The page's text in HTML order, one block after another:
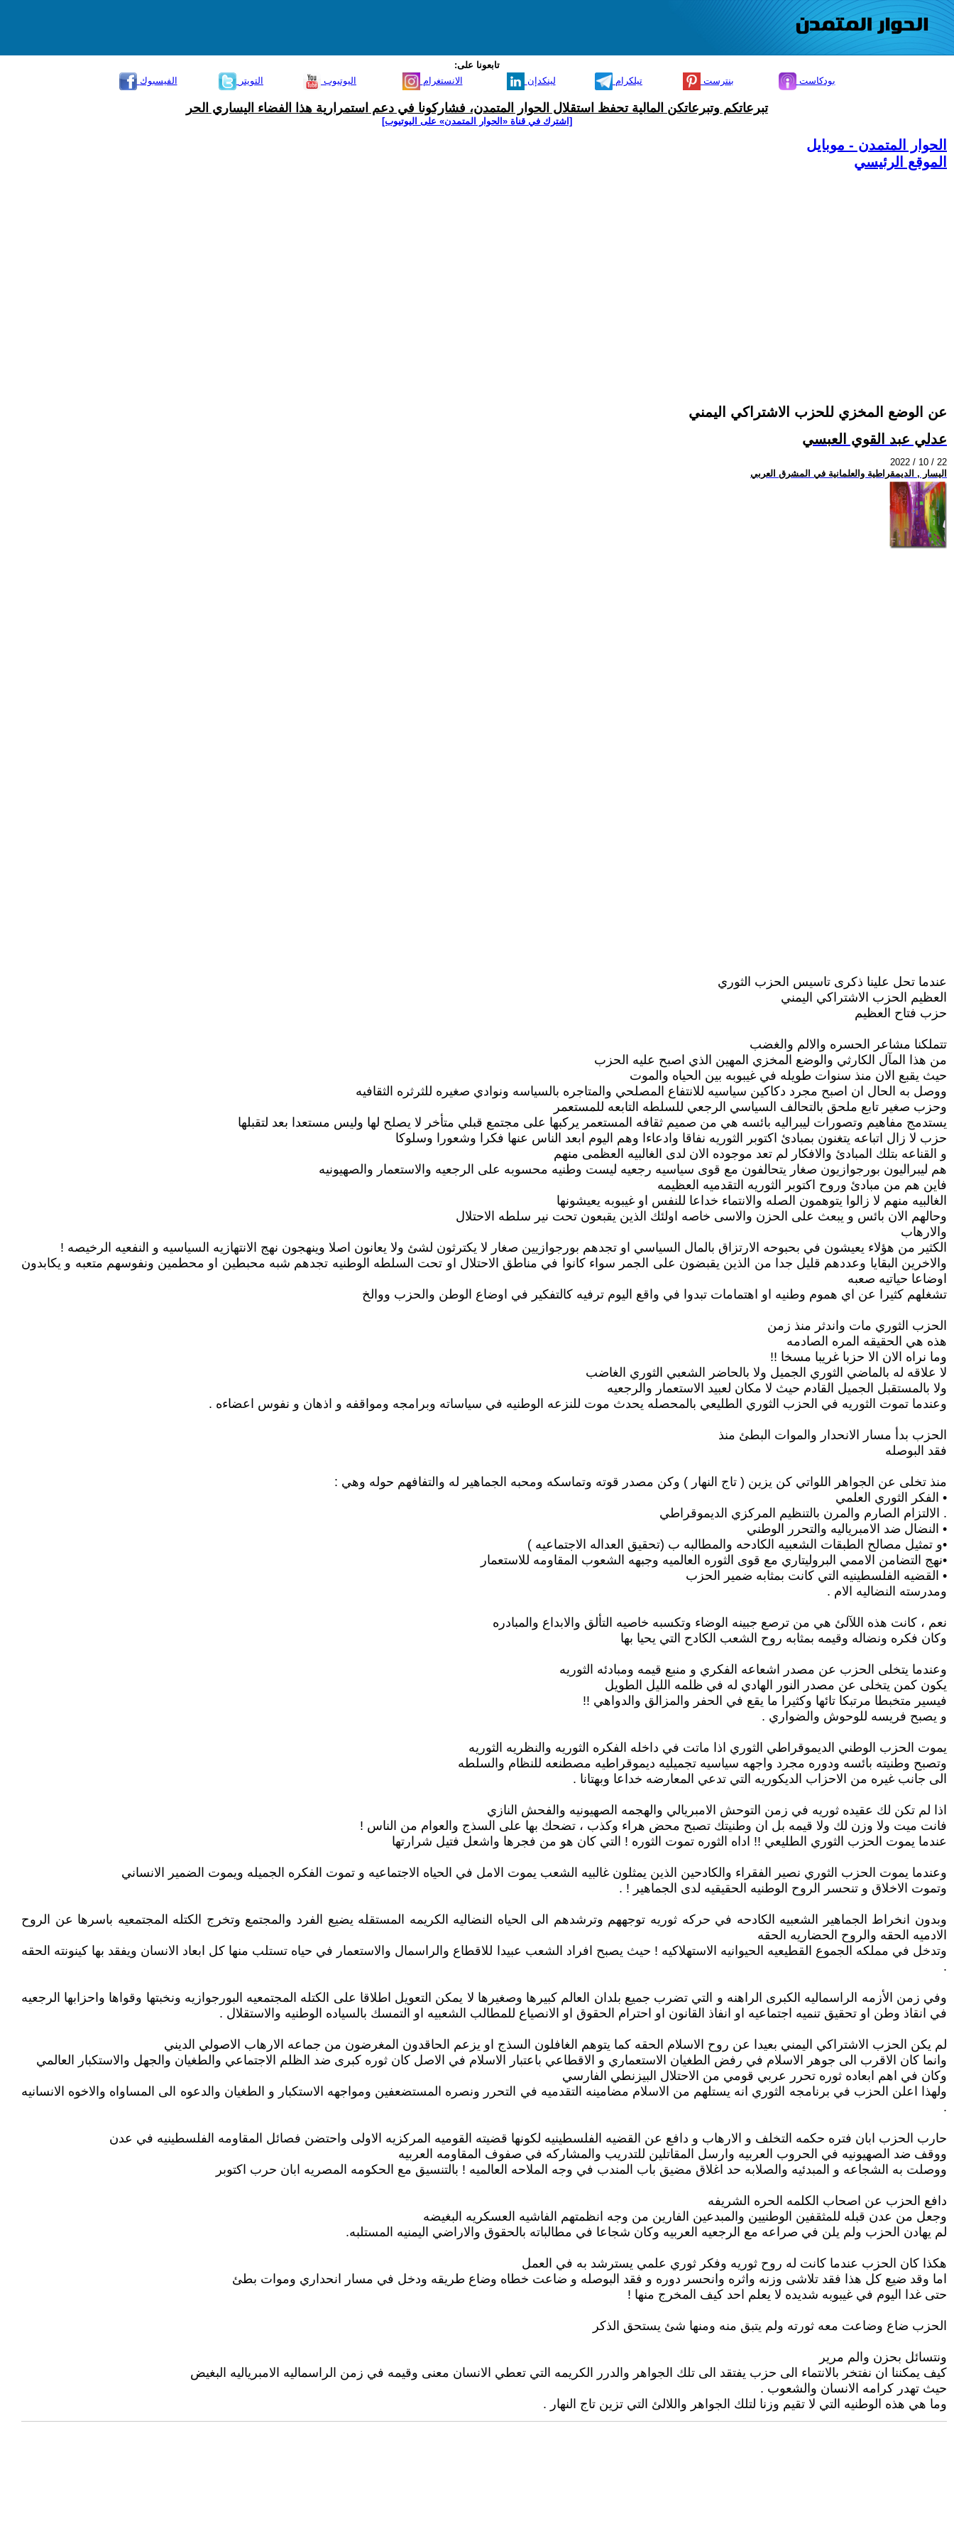
تابعونا على:
الفيسبوك
التويتر اليوتيوب الانستغرام لينكدإن تيلكرام بنترست بودكاست
تبرعاتكم وتبرعاتكن المالية تحفظ استقلال الحوار المتمدن، فشاركونا في دعم استمرارية هذا الفضاء اليساري الحر
[اشترك في قناة ‫«الحوار المتمدن» على اليوتيوب]
الحوار المتمدن - موبايل
الموقع الرئيسي
عن الوضع المخزي للحزب الاشتراكي اليمني
عدلي عبد القوي العبسي
2022 / 10 / 22
اليسار , الديمقراطية والعلمانية في المشرق العربي
عندما تحل علينا ذكرى تاسيس الحزب الثوري
العظيم الحزب الاشتراكي اليمني
حزب فتاح العظيم
تتملكنا مشاعر الحسره والالم والغضب
من هذا المآل الكارثي والوضع المخزي المهين الذي اصبح عليه الحزب
حيث يقبع الان منذ سنوات طويله في غيبوبه بين الحياه والموت
ووصل به الحال ان اصبح مجرد دكاكين سياسيه للانتفاع المصلحي والمتاجره بالسياسه ونوادي صغيره للثرثره الثقافيه
وحزب صغير تابع ملحق بالتحالف السياسي الرجعي للسلطه التابعه للمستعمر
يستدمج مفاهيم وتصورات ليبراليه بائسه هي من صميم ثقافه المستعمر يركبها على مجتمع قبلي متأخر لا يصلح لها وليس مستعدا بعد لتقبلها
حزب لا زال اتباعه يتغنون بمبادئ اكتوبر الثوريه نفاقا وادعاءا وهم اليوم ابعد الناس عنها فكرا وشعورا وسلوكا
و القناعه بتلك المبادئ والافكار لم تعد موجوده الان لدى الغالبيه العظمى منهم
هم ليبراليون بورجوازيون صغار يتحالفون مع قوى سياسيه رجعيه ليست وطنيه محسوبه على الرجعيه والاستعمار والصهيونيه
فاين هم من مبادئ وروح اكتوبر الثوريه التقدميه العظيمه
الغالبيه منهم لا زالوا يتوهمون الصله والانتماء خداعا للنفس او غيبوبه يعيشونها
وحالهم الان بائس و يبعث على الحزن والاسى خاصه اولئك الذين يقبعون تحت نير سلطه الاحتلال
والارهاب
الكثير من هؤلاء يعيشون في بحبوحه الارتزاق بالمال السياسي او تجدهم بورجوازيين صغار لا يكترثون لشئ ولا يعانون اصلا وينهجون نهج الانتهازيه السياسيه و النفعيه الرخيصه !
والاخرين البقايا وعددهم قليل جدا من الذين يقبضون على الجمر سواء كانوا في مناطق الاحتلال او تحت السلطه الوطنيه تجدهم شبه محبطين او محطمين ونفوسهم متعبه و يكابدون
اوضاعا حياتيه صعبه
تشغلهم كثيرا عن اي هموم وطنيه او اهتمامات تبدوا في واقع اليوم ترفيه كالتفكير في اوضاع الوطن والحزب ووالخ
الحزب الثوري مات واندثر منذ زمن
هذه هي الحقيقه المره الصادمه
وما نراه الان الا حزبا غريبا مسخا !!
لا علاقه له بالماضي الثوري الجميل ولا بالحاضر الشعبي الثوري الغاضب
ولا بالمستقبل الجميل القادم حيث لا مكان لعبيد الاستعمار والرجعيه
وعندما تموت الثوريه في الحزب الثوري الطليعي بالمحصله يحدث موت للنزعه الوطنيه في سياساته وبرامجه ومواقفه و اذهان و نفوس اعضاءه .
الحزب بدأ مسار الانحدار والموات البطئ منذ
فقد البوصله
منذ تخلى عن الجواهر اللواتي كن يزين ( تاج النهار ) وكن مصدر قوته وتماسكه ومحبه الجماهير له والتفافهم حوله وهي :
• الفكر الثوري العلمي
. الالتزام الصارم والمرن بالتنظيم المركزي الديموقراطي
• النضال ضد الامبرياليه والتحرر الوطني
•و تمثيل مصالح الطبقات الشعبيه الكادحه والمطالبه ب (تحقيق العداله الاجتماعيه )
•نهج التضامن الاممي البروليتاري مع قوى الثوره العالميه وجبهه الشعوب المقاومه للاستعمار
• القضيه الفلسطينيه التي كانت بمثابه ضمير الحزب
ومدرسته النضاليه الام .
نعم ، كانت هذه اللآلئ هي من ترصع جبينه الوضاء وتكسبه خاصيه التألق والابداع والمبادره
وكان فكره ونضاله وقيمه بمثابه روح الشعب الكادح التي يحيا بها
وعندما يتخلى الحزب عن مصدر اشعاعه الفكري و منبع قيمه ومبادئه الثوريه
يكون كمن يتخلى عن مصدر النور الهادي له في ظلمه الليل الطويل
فيسير متخبطا مرتبكا تائها وكثيرا ما يقع في الحفر والمزالق والدواهي !!
و يصبح فريسه للوحوش والضواري .
يموت الحزب الوطني الديموقراطي الثوري اذا ماتت في داخله الفكره الثوريه والنظريه الثوريه
وتصبح وطنيته بائسه ودوره مجرد واجهه سياسيه تجميليه ديموقراطيه مصطنعه للنظام والسلطه
الى جانب غيره من الاحزاب الديكوريه التي تدعي المعارضه خداعا وبهتانا .
اذا لم تكن لك عقيده ثوريه في زمن التوحش الامبريالي والهجمه الصهيونيه والفحش النازي
فانت ميت ولا وزن لك ولا قيمه بل ان وطنيتك تصبح محض هراء وكذب ، تضحك بها على السذج والعوام من الناس !
عندما يموت الحزب الثوري الطليعي !! اداه الثوره تموت الثوره ! التي كان هو من فجرها واشعل فتيل شرارتها
وعندما يموت الحزب الثوري نصير الفقراء والكادحين الذين يمثلون غالبيه الشعب يموت الامل في الحياه الاجتماعيه و تموت الفكره الجميله ويموت الضمير الانساني
وتموت الاخلاق و تنحسر الروح الوطنيه الحقيقيه لدى الجماهير ! .
وبدون انخراط الجماهير الشعبيه الكادحه في حركه ثوريه توجههم وترشدهم الى الحياه النضاليه الكريمه المستقله يضيع الفرد والمجتمع وتخرج الكتله المجتمعيه باسرها عن الروح
الادميه الحقه والروح الحضاريه الحقه
وتدخل في مملكه الجموع القطيعيه الحيوانيه الاستهلاكيه ! حيث يصبح افراد الشعب عبيدا للاقطاع والراسمال والاستعمار في حياه تستلب منها كل ابعاد الانسان ويفقد بها كينونته الحقه
.
وفي زمن الأزمه الراسماليه الكبرى الراهنه و التي تضرب جميع بلدان العالم كبيرها وصغيرها لا يمكن التعويل اطلاقا على الكتله المجتمعيه البورجوازيه ونخبتها وقواها واحزابها الرجعيه
في انقاذ وطن او تحقيق تنميه اجتماعيه او انفاذ القانون او احترام الحقوق او الانصياع للمطالب الشعبيه او التمسك بالسياده الوطنيه والاستقلال .
لم يكن الحزب الاشتراكي اليمني بعيدا عن روح الاسلام الحقه كما يتوهم الغافلون السذج او يزعم الحاقدون المغرضون من جماعه الارهاب الاصولي الديني
وانما كان الاقرب الى جوهر الاسلام في رفض الطغيان الاستعماري و الاقطاعي باعتبار الاسلام في الاصل كان ثوره كبرى ضد الظلم الاجتماعي والطغيان والجهل والاستكبار العالمي
وكان في اهم ابعاده ثوره تحرر عربي قومي من الاحتلال البيزنطي الفارسي
ولهذا اعلن الحزب في برنامجه الثوري انه يستلهم من الاسلام مضامينه التقدميه في التحرر ونصره المستضعفين ومواجهه الاستكبار و الطغيان والدعوه الى المساواه والاخوه الانسانيه
.
حارب الحزب ابان فتره حكمه التخلف و الارهاب و دافع عن القضيه الفلسطينيه لكونها قضيته القوميه المركزيه الاولى واحتضن فصائل المقاومه الفلسطينيه في عدن
ووقف ضد الصهيونيه في الحروب العربيه وارسل المقاتلين للتدريب والمشاركه في صفوف المقاومه العربيه
ووصلت به الشجاعه و المبدئيه والصلابه حد اغلاق مضيق باب المندب في وجه الملاحه العالميه ! بالتنسيق مع الحكومه المصريه ابان حرب اكتوبر
دافع الحزب عن اصحاب الكلمه الحره الشريفه
وجعل من عدن قبله للمثقفين الوطنيين والمبدعين الفارين من وجه انظمتهم الفاشيه العسكريه البغيضه
لم يهادن الحزب ولم يلن في صراعه مع الرجعيه العربيه وكان شجاعا في مطالباته بالحقوق والاراضي اليمنيه المستلبه.
هكذا كان الحزب عندما كانت له روح ثوريه وفكر ثوري علمي يسترشد به في العمل
اما وقد ضيع كل هذا فقد تلاشى وزنه واثره وانحسر دوره و فقد البوصله و ضاعت خطاه وضاع طريقه ودخل في مسار انحداري وموات بطئ
حتى غدا اليوم في غيبوبه شديده لا يعلم احد كيف المخرج منها !
الحزب ضاع وضاعت معه ثورته ولم يتبق منه ومنها شئ يستحق الذكر
ونتسائل بحزن والم مرير
كيف يمكننا ان نفتخر بالانتماء الى حزب يفتقد الى تلك الجواهر والدرر الكريمه التي تعطي الانسان معنى وقيمه في زمن الراسماليه الامبرياليه البغيض
حيث تهدر كرامه الانسان والشعوب .
وما هي هذه الوطنيه التي لا تقيم وزنا لتلك الجواهر واللالئ التي تزين تاج النهار .